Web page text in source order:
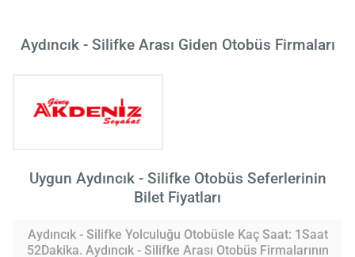
Aydıncık - Silifke Arası Giden Otobüs Firmaları
Uygun Aydıncık - Silifke Otobüs Seferlerinin
Bilet Fiyatları
Aydıncık - Silifke Yolculuğu Otobüsle Kaç Saat: 1Saat
52Dakika. Aydıncık - Silifke Arası Otobüs Firmalarının